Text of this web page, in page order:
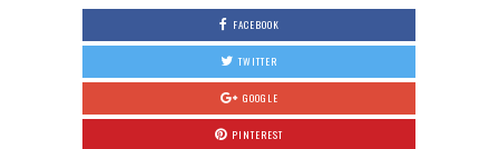
FACEBOOK
TWITTER
GOOGLE
PINTEREST